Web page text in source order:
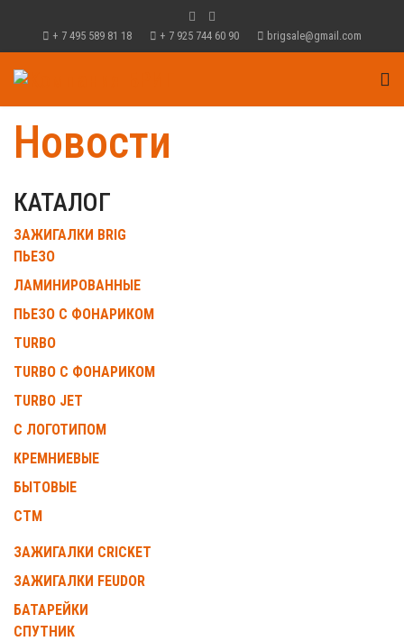
+ 7 495 589 81 18 + 7 925 744 60 90 brigsale@gmail.com
Новости
КАТАЛОГ
ЗАЖИГАЛКИ BRIG
ПЬЕЗО
ЛАМИНИРОВАННЫЕ
ПЬЕЗО С ФОНАРИКОМ
TURBO
TURBO С ФОНАРИКОМ
TURBO JET
С ЛОГОТИПОМ
КРЕМНИЕВЫЕ
БЫТОВЫЕ
СТМ
ЗАЖИГАЛКИ CRICKET
ЗАЖИГАЛКИ FEUDOR
БАТАРЕЙКИ
СПУТНИК